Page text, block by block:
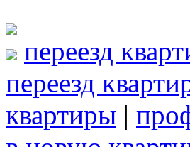
переезд
переезд
квартиры |